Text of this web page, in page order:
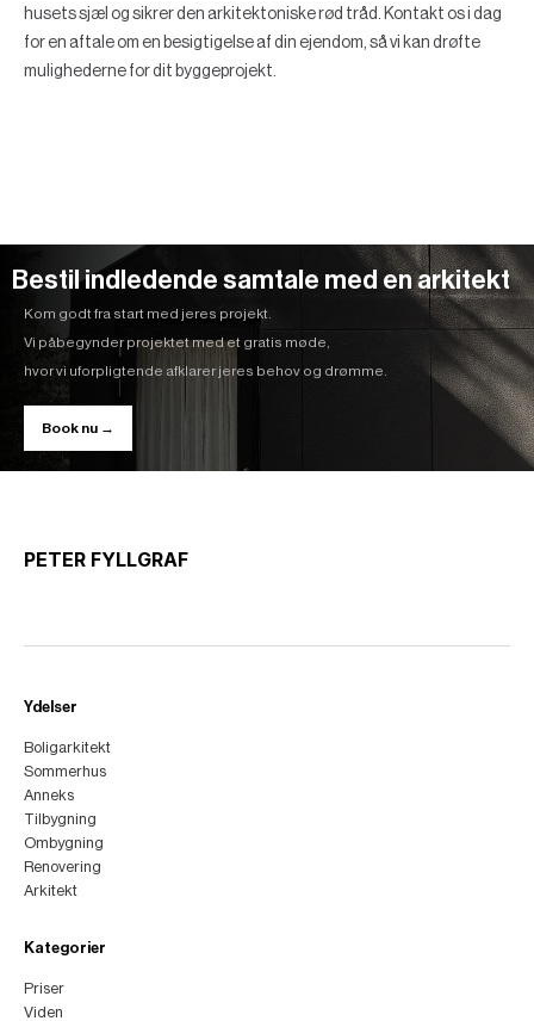
husets sjæl og sikrer den arkitektoniske rød tråd. Kontakt os i dag
for en aftale om en besigtigelse af din ejendom, så vi kan drøfte
mulighederne for dit byggeprojekt.
Bestil indledende samtale med en arkitekt
Kom godt fra start med jeres projekt.
Vi påbegynder projektet med et gratis møde,
hvor vi uforpligtende afklarer jeres behov og drømme.
Book nu →
PETER FYLLGRAF
Ydelser
Boligarkitekt
Sommerhus
Anneks
Tilbygning
Ombygning
Renovering
Arkitekt
Kategorier
Priser
Viden